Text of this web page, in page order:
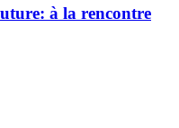
à la rencontre